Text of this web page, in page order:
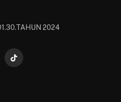
2024
TikTok